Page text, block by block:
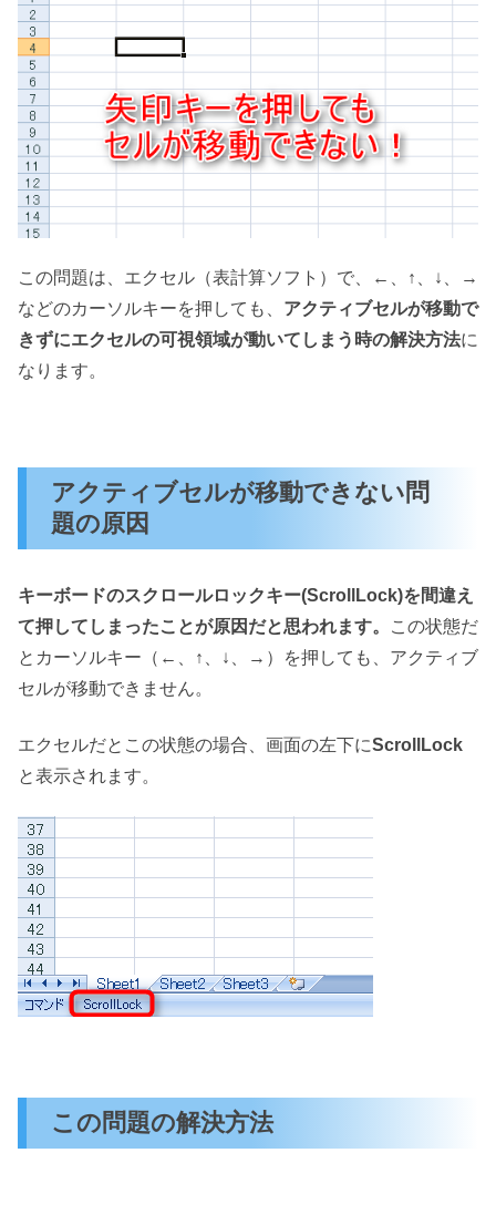
この問題は、エクセル（表計算ソフト）で、←、↑、↓、→
などのカーソルキーを押しても、 アクティブセルが移動で
きずにエクセルの可視領域が動いてしまう時の解決方法に
なります。
アクティブセルが移動できない問
題の原因
キーボードのスクロールロックキー(ScrollLock)を間違え
て押してしまったことが原因だと思われます。
この状態だ
とカーソルキー（←、↑、↓、→）を押しても、アクティブ
セルが移動できません。
エクセルだとこの状態の場合、画面の左下にScrollLock
と表示されます。
この問題の解決方法